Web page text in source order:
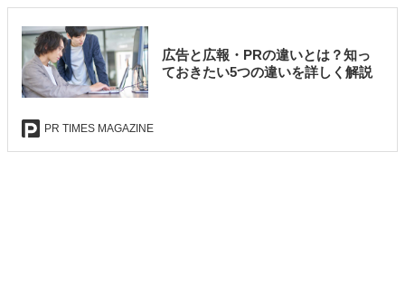
広告と広報・PRの違いとは？知っ
ておきたい5つの違いを詳しく解説
PR TIMES MAGAZINE